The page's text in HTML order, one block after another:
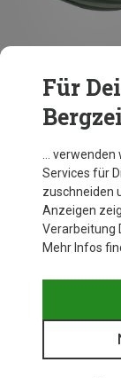
Du sparst 10%
Für
…
Services für
zuschneiden
Anzeigen
Verarbeitung
Mehr Infos